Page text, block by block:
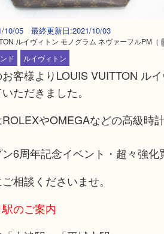
10/05 最終更新日:2021/10/03
ルイヴィトン モノグラム ネヴァーフルPM（
ド ルイヴィトン
客様よりLOUIS VUITTON ル
ただきました。
やOMEGAなどの高級時
ン6周年記念イベント・超々強化
相談くださいませ。
駅のご案内